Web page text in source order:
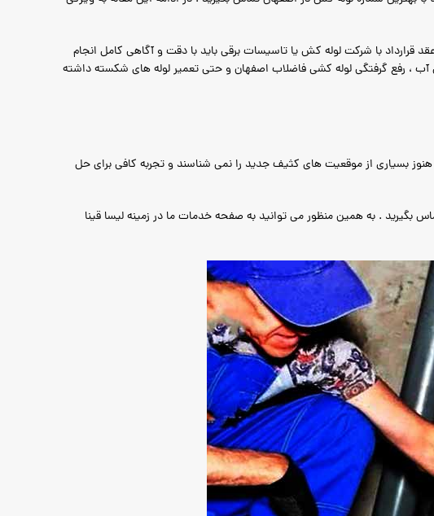
با شرکت لوله کش یا تاسیسات برقی باید با دقت و آگاهی کامل انجام
آب ، رفع گرفتگی لوله کشی فاضلاب اصفهان و حتی تعمیر لوله های شکسته داشته
هنوز بسیاری از موقعیت های کثیف جدید را نمی شناسند و تجربه کافی برای حل
بگیرید . به همین منظور می توانید به صفحه خدمات ما در زمینه لیسا قینا